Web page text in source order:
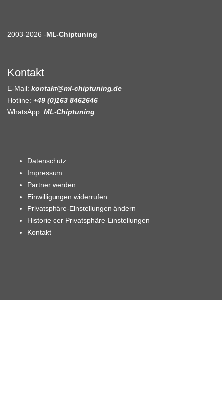
2003-2026 -ML-Chiptuning
Kontakt
E-Mail: kontakt@ml-chiptuning.de
Hotline: +49 (0)163 8462646
WhatsApp: ML-Chiptuning
Datenschutz
Impressum
Partner werden
Einwilligungen widerrufen
Privatsphäre-Einstellungen ändern
Historie der Privatsphäre-Einstellungen
Kontakt